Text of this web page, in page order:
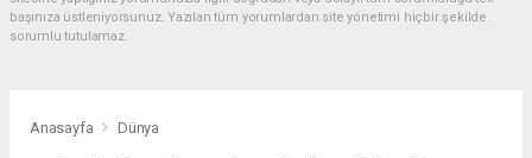
başınıza üstleniyorsunuz. Yazılan tüm yorumlardan site yönetimi hiçbir şekilde
sorumlu tutulamaz.
Anasayfa Dünya